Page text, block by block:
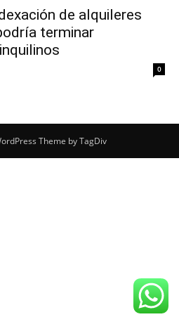
de alquileres
terminar
0
Theme by TagDiv